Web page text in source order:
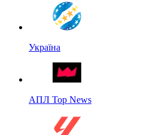
Україна
АПЛ Top News